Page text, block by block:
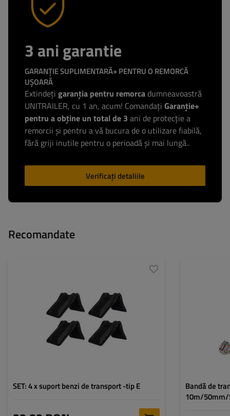
3 ani garantie
GARANȚIE SUPLIMENTARĂ+ PENTRU O REMORCĂ
UȘOARĂ
Extindeți garanția pentru remorcadumneavoastră
UNITRAILER, cu 1 an, acum! Comandați Garanție+
pentru a obține un total de 3 ani de protecție a
remorcii și pentru a vă bucura de o utilizare fiabilă,
fără griji inutile pentru o perioadă și mai lungă..
Verificați detaliile
Recomandate
SET: 4 x suport benzi de transport -tip E
208,2 mm
153 mm
Bandă de
10m/50mm/